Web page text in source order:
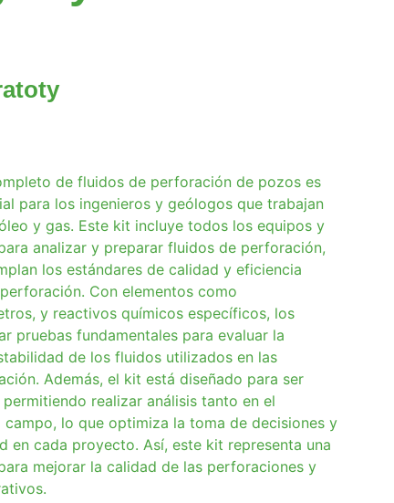
de fluidos de perforación de pozos es
para los ingenieros y geólogos que trabajan
y gas. Este kit incluye todos los equipos y
analizar y preparar fluidos de perforación,
los estándares de calidad y eficiencia
Con elementos como
y reactivos químicos específicos, los
pruebas fundamentales para evaluar la
de los fluidos utilizados en las
Además, el kit está diseñado para ser
realizar análisis tanto en el
lo que optimiza la toma de decisiones y
en cada proyecto. Así, este kit representa una
mejorar la calidad de las perforaciones y